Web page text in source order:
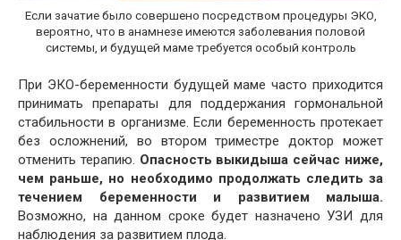
Если зачатие было совершено посредством процедуры ЭКО,
вероятно, что в анамнезе имеются заболевания половой
системы, и будущей маме требуется особый контроль
При ЭКО-беременности будущей маме часто приходится
принимать препараты для поддержания гормональной
стабильности в организме. Если беременность протекает
без осложнений, во втором триместре доктор может
отменить терапию. Опасность выкидыша сейчас ниже,
чем раньше, но необходимо продолжать следить за
течением беременности и развитием малыша.
Возможно, на данном сроке будет назначено УЗИ для
наблюдения за развитием плода.